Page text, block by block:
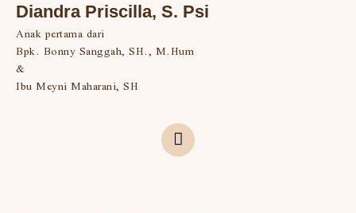
Diandra Priscilla, S. Psi
Anak pertama dari
Bpk. Bonny Sanggah, SH., M.Hum
&
Ibu Meyni Maharani, SH